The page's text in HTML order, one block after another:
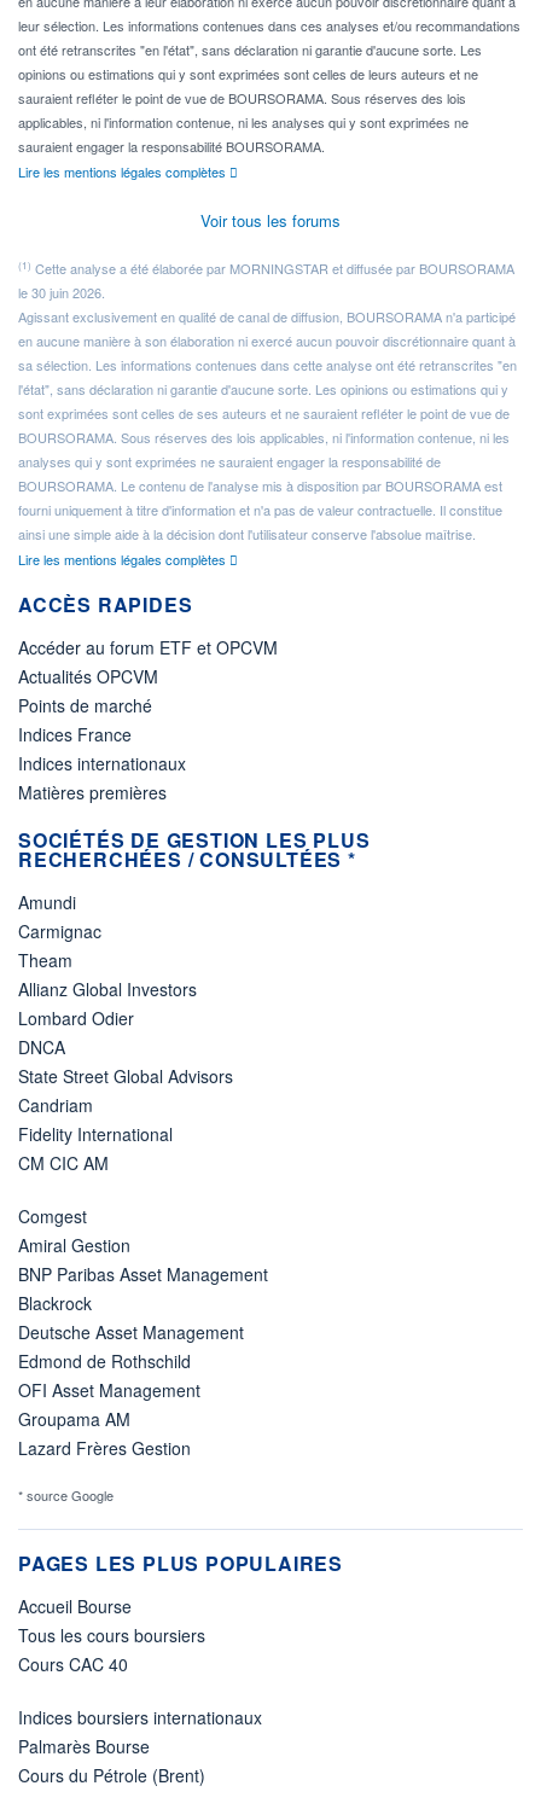
leur sélection. Les informations contenues dans ces analyses et/ou recommandations
ont été retranscrites "en l'état", sans déclaration ni garantie d'aucune sorte. Les
opinions ou estimations qui y sont exprimées sont celles de leurs auteurs et ne
sauraient refléter le point de vue de BOURSORAMA. Sous réserves des lois
applicables, ni l'information contenue, ni les analyses qui y sont exprimées ne
sauraient engager la responsabilité BOURSORAMA.
Lire les mentions légales complètes
Voir tous les forums
(1) Cette analyse a été élaborée par MORNINGSTAR et diffusée par BOURSORAMA
le 30 juin 2026.
Agissant exclusivement en qualité de canal de diffusion, BOURSORAMA n'a participé
en aucune manière à son élaboration ni exercé aucun pouvoir discrétionnaire quant à
sa sélection. Les informations contenues dans cette analyse ont été retranscrites "en
l'état", sans déclaration ni garantie d'aucune sorte. Les opinions ou estimations qui y
sont exprimées sont celles de ses auteurs et ne sauraient refléter le point de vue de
BOURSORAMA. Sous réserves des lois applicables, ni l'information contenue, ni les
analyses qui y sont exprimées ne sauraient engager la responsabilité de
BOURSORAMA. Le contenu de l'analyse mis à disposition par BOURSORAMA est
fourni uniquement à titre d'information et n'a pas de valeur contractuelle. Il constitue
ainsi une simple aide à la décision dont l'utilisateur conserve l'absolue maîtrise.
Lire les mentions légales complètes
ACCÈS RAPIDES
Accéder au forum ETF et OPCVM
Actualités OPCVM
Points de marché
Indices France
Indices internationaux
Matières premières
SOCIÉTÉS DE GESTION LES PLUS
RECHERCHÉES / CONSULTÉES *
Amundi
Carmignac
Theam
Allianz Global Investors
Lombard Odier
DNCA
State Street Global Advisors
Candriam
Fidelity International
CM CIC AM
Comgest
Amiral Gestion
BNP Paribas Asset Management
Blackrock
Deutsche Asset Management
Edmond de Rothschild
OFI Asset Management
Groupama AM
Lazard Frères Gestion
* source Google
PAGES LES PLUS POPULAIRES
Accueil Bourse
Tous les cours boursiers
Cours CAC 40
Indices boursiers internationaux
Palmarès Bourse
Cours du Pétrole (Brent)